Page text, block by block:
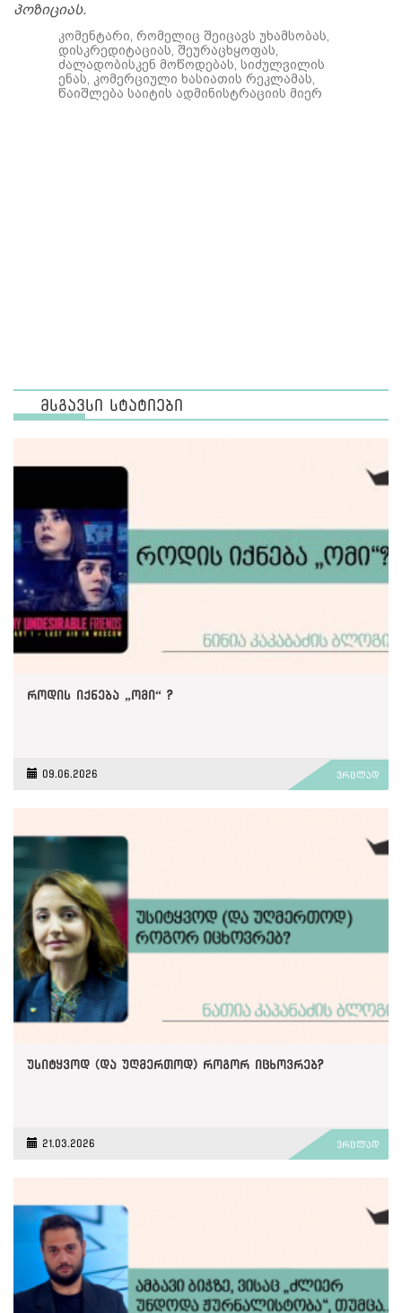
პოზიციას.
კომენტარი, რომელიც შეიცავს უხამსობას,
დისკრედიტაციას, შეურაცხყოფას,
ძალადობისკენ მოწოდებას, სიძულვილის
ენას, კომერციული ხასიათის რეკლამას,
წაიშლება საიტის ადმინისტრაციის მიერ
მსგავსი სტატიები
როდის იქნება „ომი“ ?
09.06.2026 ვრცლად
უსიტყვოდ (და უღმერთოდ) როგორ იცხოვრებ?
21.03.2026 ვრცლად